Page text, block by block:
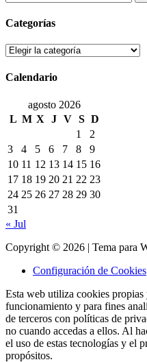
Categorías
Categorías
Calendario
agosto 2026
L M X J V S D
1
2
3
4 5 6 7 8
9
10 11 12 13 14 15 16
17 18 19 20 21 22 23
24 25 26 27 28 29 30
31
« Jul
Copyright © 2026 | Tema para
Configuración de Cookies
Esta web utiliza cookies propias
funcionamiento y para fines
de terceros con políticas de
no cuando accedas a ellos. Al
el uso de estas tecnologías y el
propósitos.